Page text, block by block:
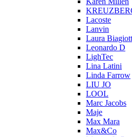
Lacoste
Lanvin
Laura
Leonardo D
LighTec
Lina Latini
Linda Farrow
LIU JO
LOOL
Marc Jacobs
Maje
Max Mara
Max&Co